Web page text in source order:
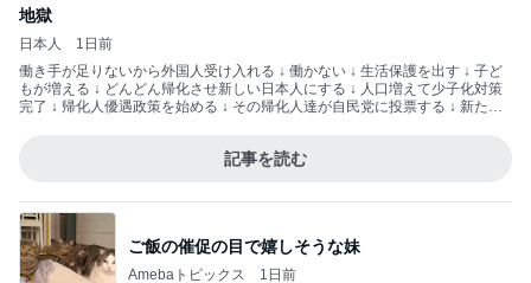
地獄
日本人
1日前
働き手が足りないから外国人受け入れる ↓ 働かない ↓ 生活保護を出す ↓ 子ど
もが増える ↓ どんどん帰化させ新しい日本人にする ↓ 人口増えて少子化対策
完了 ↓ 帰化人優遇政策を始める ↓ その帰化人達が自民党に投票する ↓ 新たな
記事を読む
ご飯の催促の目で嬉しそうな妹
Amebaトピックス 1日前